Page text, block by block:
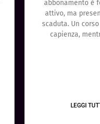
abbonamento è
attivo, ma
scaduta. Un
capienza,
LEGGI